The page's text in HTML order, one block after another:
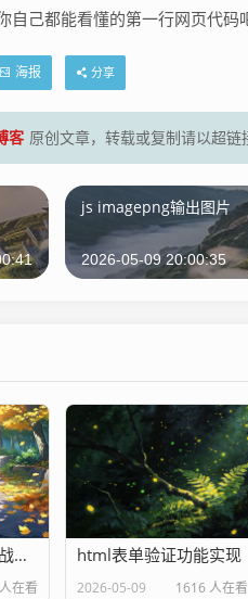
己都能看懂的第一行网页代码
海报 分享
客 原创文章，转载或复制请以超链
js imagepng输出图片
2026-05-09 20:00:35
html语义化标签实战应用
在看
html表单验证功能实现
2026-05-09 1616 人在看